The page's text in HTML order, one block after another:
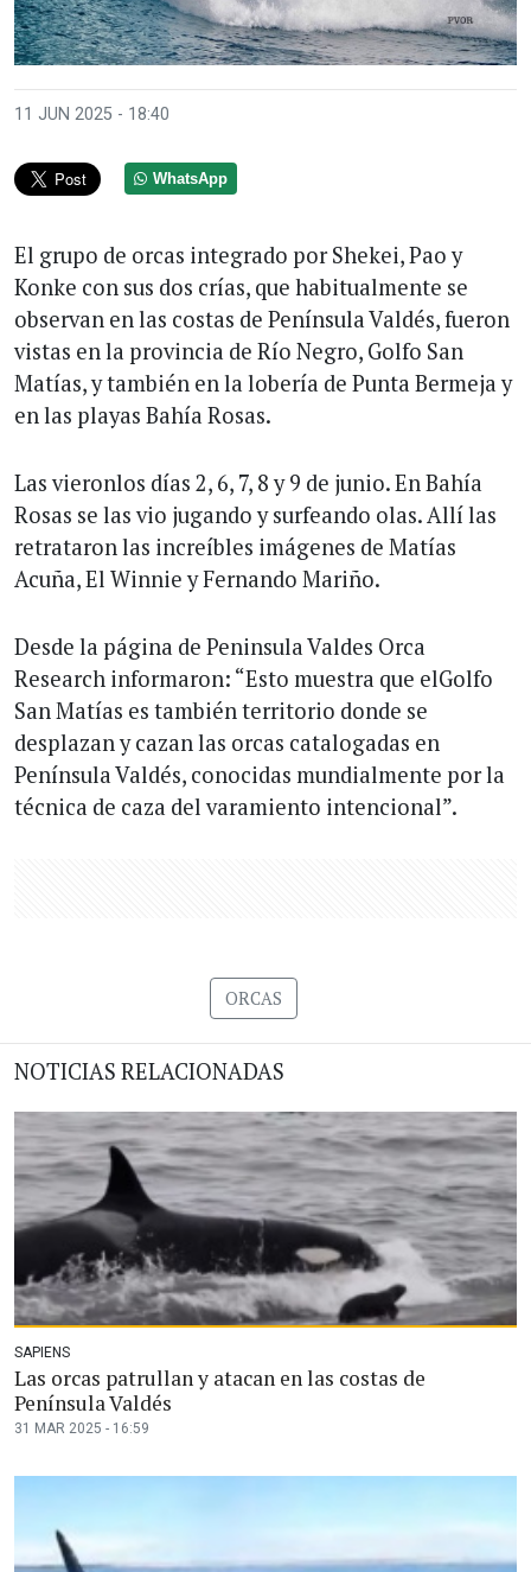
11 JUN 2025 - 18:40
WhatsApp
El grupo de orcas integrado por Shekei, Pao y
Konke con sus dos crías, que habitualmente se
observan en las costas de Península Valdés, fueron
vistas en la provincia de Río Negro, Golfo San
Matías, y también en la lobería de Punta Bermeja y
en las playas Bahía Rosas.
Las vieronlos días 2, 6, 7, 8 y 9 de junio. En Bahía
Rosas se las vio jugando y surfeando olas. Allí las
retrataron las increíbles imágenes de Matías
Acuña, El Winnie y Fernando Mariño.
Desde la página de Peninsula Valdes Orca
Research informaron: “Esto muestra que elGolfo
San Matías es también territorio donde se
desplazan y cazan las orcas catalogadas en
Península Valdés, conocidas mundialmente por la
técnica de caza del varamiento intencional”.
ORCAS
NOTICIAS RELACIONADAS
SAPIENS
Las orcas patrullan y atacan en las costas de
Península Valdés
31 MAR 2025 - 16:59